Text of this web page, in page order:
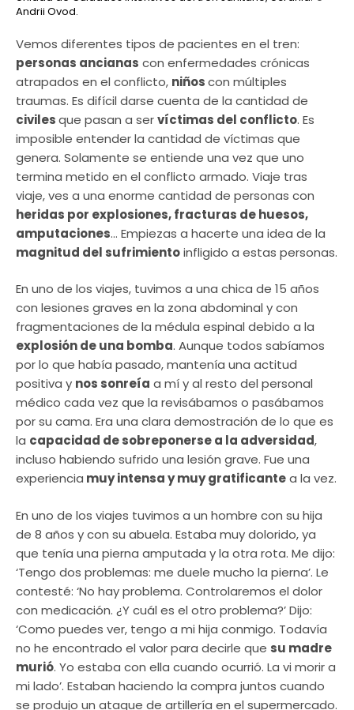
Andrii Ovod.
Vemos diferentes tipos de pacientes en el tren:
personas ancianas con enfermedades crónicas
atrapados en el conflicto, niñoscon múltiples
traumas. Es difícil darse cuenta de la cantidad de
civilesque pasan a servíctimas del conflicto. Es
imposible entender la cantidad de víctimas que
genera. Solamente se entiende una vez que uno
termina metido en el conflicto armado. Viaje tras
viaje, ves a una enorme cantidad de personas con
heridas por explosiones, fracturas de huesos,
amputaciones… Empiezas a hacerte una idea de la
magnitud del sufrimientoinfligido a estas personas.
En uno de los viajes, tuvimos a una chica de 15 años
con lesiones graves en la zona abdominal y con
fragmentaciones de la médula espinal debido a la
explosión de una bomba. Aunque todos sabíamos
por lo que había pasado, mantenía una actitud
positiva y nos sonreía a mí y al resto del personal
médico cada vez que la revisábamos o pasábamos
por su cama. Era una clara demostración de lo que es
la capacidad de sobreponerse a la adversidad,
incluso habiendo sufrido una lesión grave. Fue una
experiencia muy intensa y muy gratificantea la vez.
En uno de los viajes tuvimos a un hombre con su hija
de 8 años y con su abuela. Estaba muy dolorido, ya
que tenía una pierna amputada y la otra rota. Me dijo:
‘Tengo dos problemas: me duele mucho la pierna’. Le
contesté: ‘No hay problema. Controlaremos el dolor
con medicación. ¿Y cuál es el otro problema?’ Dijo:
‘Como puedes ver, tengo a mi hija conmigo. Todavía
no he encontrado el valor para decirle que su madre
murió. Yo estaba con ella cuando ocurrió. La vi morir a
mi lado’. Estaban haciendo la compra juntos cuando
se produjo un ataque de artillería en el supermercado.